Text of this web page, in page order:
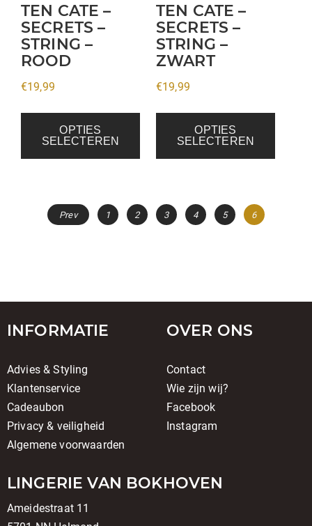
TEN CATE –
SECRETS –
STRING –
ROOD
€19,99
OPTIES
SELECTEREN
kan
gekozen
worden
op
de
TEN CATE –
SECRETS –
STRING –
ZWART
€19,99
OPTIES
SELECTEREN
kan
gekozen
worden
op
de
Prev 1 2 3 4 5 6
INFORMATIE
Advies & Styling
Klantenservice
Cadeaubon
Privacy & veiligheid
Algemene voorwaarden
OVER ONS
Contact
Wie zijn wij?
Facebook
Instagram
LINGERIE VAN BOKHOVEN
Ameidestraat 11